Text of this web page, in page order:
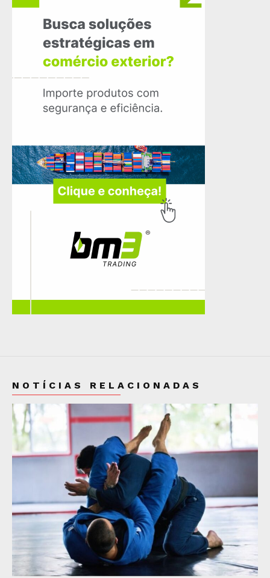
NOTÍCIAS RELACIONADAS